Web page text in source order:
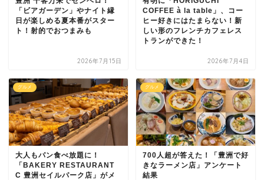
「ビアガーデン」やナイト縁
日が楽しめる夏本番がスター
ト！射的でおつまみも
2026年7月15日
COFFEE à la table」、コー
ヒー好きにはたまらない！新
しい形のフレンチカフェレス
トランができた！
2026年7月4日
グルメ
大人もパン食べ放題に！
「BAKERY RESTAURANT
C 豊洲セイルパーク店」がメ
グルメ
700人超が答えた！「豊洲で好
きなラーメン店」アンケート
結果